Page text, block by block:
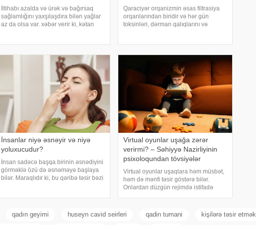
İltihabı azalda və ürək və bağırsaq
sağlamlığını yaxşılaşdıra bilən yağlar
az da olsa var. xəbər verir ki, kətan
toxumlarında
Qaraciyər orqanizmin əsas filtrasiya
orqanlarından biridir və hər gün
toksinləri, dərman qalıqlarını və
klinikalar
İnsanlar niyə əsnəyir və niyə
yoluxucudur?
İnsan sadəcə başqa birinin əsnədiyini
görməklə özü də əsnəməyə başlaya
bilər. Maraqlıdır ki, bu qəribə təsir bəzi
Virtual oyunlar uşağa zərər
verirmi? – Səhiyyə Nazirliyinin
psixoloqundan tövsiyələr
Virtual oyunlar uşaqlara həm müsbət,
həm də mənfi təsir göstərə bilər.
Onlardan düzgün rejimdə istifadə
psixoloji problemlərə səbəb ola bilər
qadın geyimi huseyn cavid seirleri qadin tumani kişilərə təsir etmək